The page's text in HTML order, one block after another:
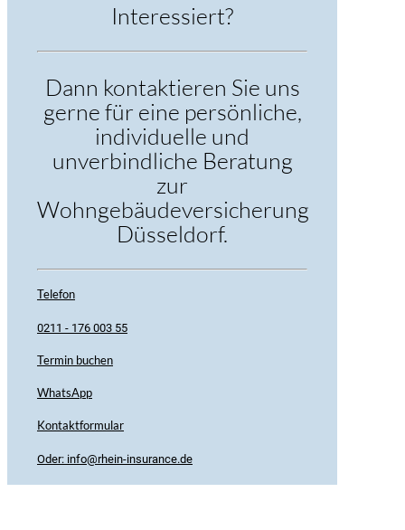
Interessiert?
Dann kontaktieren Sie uns
gerne für eine persönliche,
individuelle und
unverbindliche Beratung
zur
Wohngebäudeversicherung
Düsseldorf.
Telefon
0211 - 176 003 55
Termin buchen
WhatsApp
Kontaktformular
Oder: info@rhein-insurance.de